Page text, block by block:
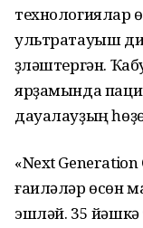
ультратауыш
үҙләштергән.
ярҙамында
дауалауҙың
«Next
ғаиләләр өсөн
эшләй. 35